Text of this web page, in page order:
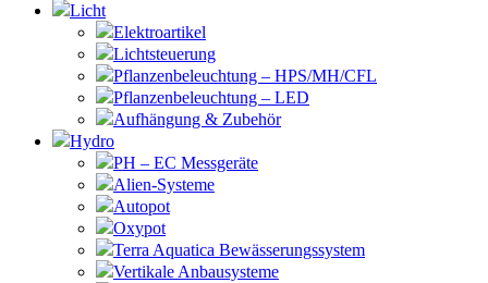
Licht
Elektroartikel
Lichtsteuerung
Pflanzenbeleuchtung – HPS/MH/CFL
Pflanzenbeleuchtung – LED
Aufhängung & Zubehör
Hydro
PH – EC Messgeräte
Alien-Systeme
Autopot
Oxypot
Terra Aquatica Bewässerungssystem
Vertikale Anbausysteme